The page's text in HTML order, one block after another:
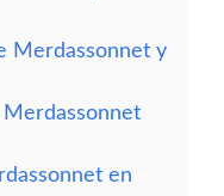
Merdassonnet y
Merdassonnet
en